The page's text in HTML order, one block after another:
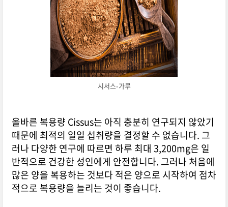
시서스-가루
올바른 복용량 Cissus는 아직 충분히 연구되지 않았기
때문에 최적의 일일 섭취량을 결정할 수 없습니다. 그
러나 다양한 연구에 따르면 하루 최대 3,200mg은 일
반적으로 건강한 성인에게 안전합니다. 그러나 처음에
많은 양을 복용하는 것보다 적은 양으로 시작하여 점차
적으로 복용량을 늘리는 것이 좋습니다.